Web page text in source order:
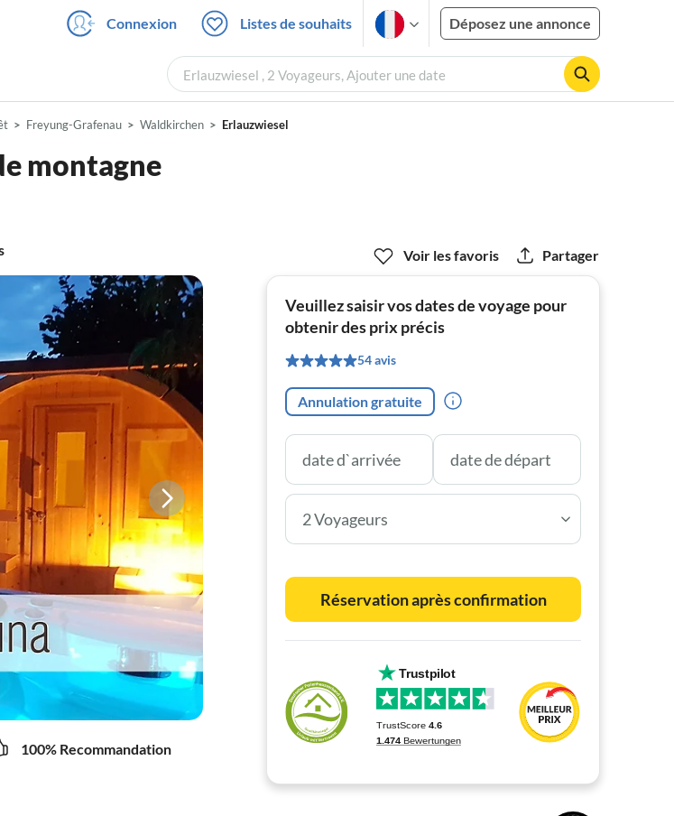
Connexion Listes de souhaits Déposez une annonce
Erlauzwiesel , 2 Voyageurs, Ajouter une date
Freyung-Grafenau Waldkirchen Erlauzwiesel
montagne
100% Recommandation
Voir les favoris Partager
Veuillez saisir vos dates de voyage pour
obtenir des prix précis
54 avis
Annulation gratuite
2 Voyageurs
Réservation après confirmation